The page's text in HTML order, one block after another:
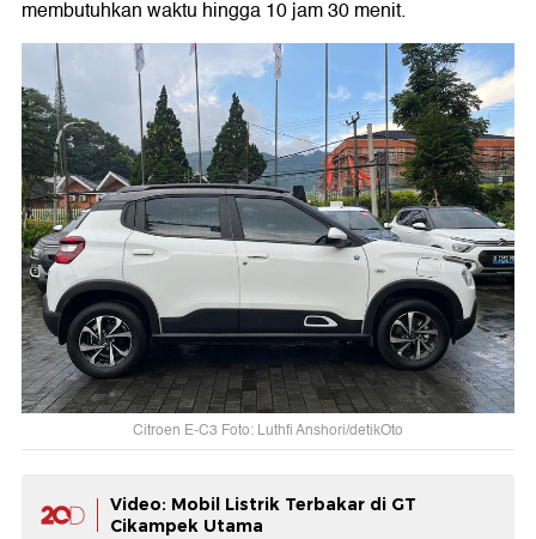
membutuhkan waktu hingga 10 jam 30 menit.
Citroen E-C3 Foto: Luthfi Anshori/detikOto
Video: Mobil Listrik Terbakar di GT
Cikampek Utama